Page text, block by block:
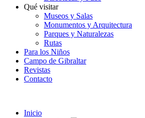
Qué visitar
Museos y Salas
Monumentos y Arquitectura
Parques y Naturalezas
Rutas
Para los Niños
Campo de Gibraltar
Revistas
Contacto
Inicio